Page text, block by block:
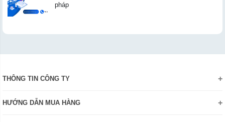
pháp
THÔNG TIN CÔNG TY
Chính sách bảo mật thông tin
HƯỚNG DẪN MUA HÀNG